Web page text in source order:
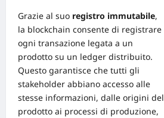
Grazie al suo registro immutabile,
la blockchain consente di registrare
ogni transazione legata a un
prodotto su un ledger distribuito.
Questo garantisce che tutti gli
stakeholder abbiano accesso alle
stesse informazioni, dalle origini del
prodotto ai processi di produzione,